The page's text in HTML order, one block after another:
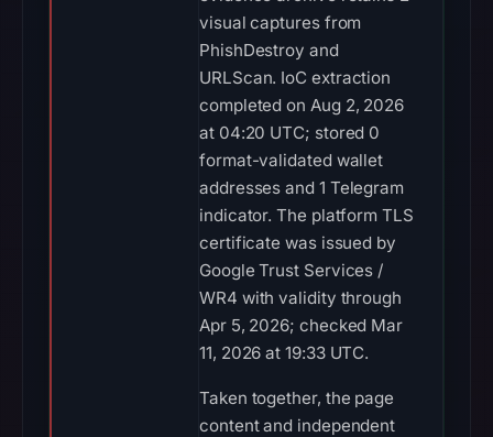
visual captures from
PhishDestroy and
URLScan. IoC extraction
completed on Aug 2, 2026
at 04:20 UTC; stored 0
format-validated wallet
addresses and 1 Telegram
indicator. The platform TLS
certificate was issued by
Google Trust Services /
WR4 with validity through
Apr 5, 2026; checked Mar
11, 2026 at 19:33 UTC.
Taken together, the page
content and independent